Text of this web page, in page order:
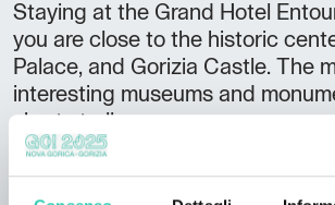
Staying at the Grand Hotel
you are close to the historic
Palace, and Gorizia Castle. The
interesting museums and
short stroll away.
Verpassen Sie nicht Ihre Chance,